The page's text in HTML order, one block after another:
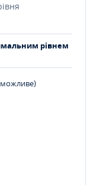
рівнем
можливе)